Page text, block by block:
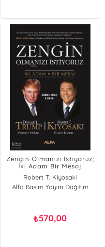
Zengin Olmanızı İstiyoruz;
İki Adam Bir Mesaj
Robert T. Kiyosaki
Donald Trump
Alfa Basım Yayım Dağıtım
₺570,00